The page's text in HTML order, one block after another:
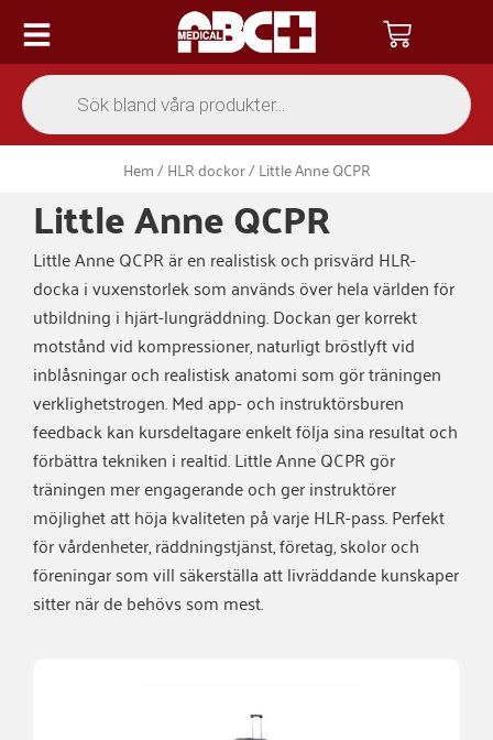
innehåll
Products
search
Hem/HLR dockor/ Little Anne QCPR
Little Anne QCPR
Little Anne QCPR är en realistisk och prisvärd HLR-
docka i vuxenstorlek som används över hela världen för
utbildning i hjärt-lungräddning. Dockan ger korrekt
motstånd vid kompressioner, naturligt bröstlyft vid
inblåsningar och realistisk anatomi som gör träningen
verklighetstrogen. Med app- och instruktörsburen
feedback kan kursdeltagare enkelt följa sina resultat och
förbättra tekniken i realtid. Little Anne QCPR gör
träningen mer engagerande och ger instruktörer
möjlighet att höja kvaliteten på varje HLR-pass. Perfekt
för vårdenheter, räddningstjänst, företag, skolor och
föreningar som vill säkerställa att livräddande kunskaper
sitter när de behövs som mest.